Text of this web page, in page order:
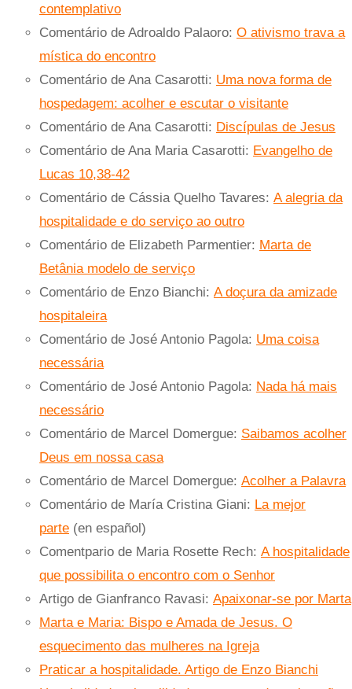
contemplativo
Comentário de Adroaldo Palaoro: O ativismo trava a
mística do encontro
Comentário de Ana Casarotti: Uma nova forma de
hospedagem: acolher e escutar o visitante
Comentário de Ana Casarotti: Discípulas de Jesus
Comentário de Ana Maria Casarotti: Evangelho de
Lucas 10,38-42
Comentário de Cássia Quelho Tavares: A alegria da
hospitalidade e do serviço ao outro
Comentário de Elizabeth Parmentier: Marta de
Betânia modelo de serviço
Comentário de Enzo Bianchi: A doçura da amizade
hospitaleira
Comentário de José Antonio Pagola: Uma coisa
necessária
Comentário de José Antonio Pagola: Nada há mais
necessário
Comentário de Marcel Domergue: Saibamos acolher
Deus em nossa casa
Comentário de Marcel Domergue: Acolher a Palavra
Comentário de María Cristina Giani: La mejor
parte (en español)
Comentpario de Maria Rosette Rech: A hospitalidade
que possibilita o encontro com o Senhor
Artigo de Gianfranco Ravasi: Apaixonar-se por Marta
Marta e Maria: Bispo e Amada de Jesus. O
esquecimento das mulheres na Igreja
Praticar a hospitalidade. Artigo de Enzo Bianchi